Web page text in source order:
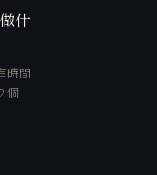
什
時間
個